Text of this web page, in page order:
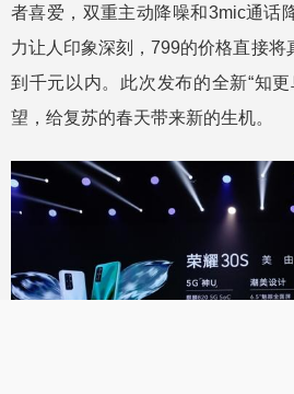
者喜爱，双重主动降噪和3mic通话
力让人印象深刻，799的价格直接将
到千元以内。此次发布的全新“知
望，给复苏的春天带来新的生机。